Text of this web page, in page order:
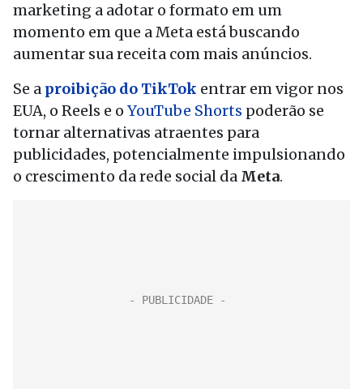
marketing a adotar o formato em um
momento em que a Meta está buscando
aumentar sua receita com mais anúncios.
Se a proibição do TikTok entrar em vigor nos
EUA, o Reels e o YouTube Shorts poderão se
tornar alternativas atraentes para
publicidades, potencialmente impulsionando
o crescimento da rede social da Meta.